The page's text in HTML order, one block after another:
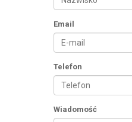
Email
Telefon
Wiadomość